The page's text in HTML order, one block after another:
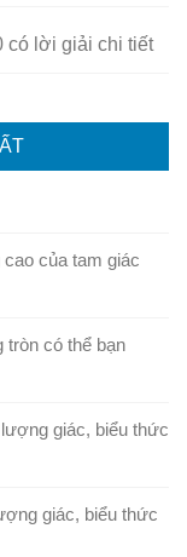
có lời giải chi tiết
của tam giác
tròn có thể bạn
giác, biểu thức
giác, biểu thức